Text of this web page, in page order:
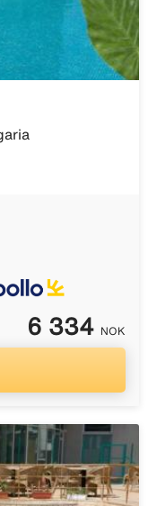
6 334 NOK